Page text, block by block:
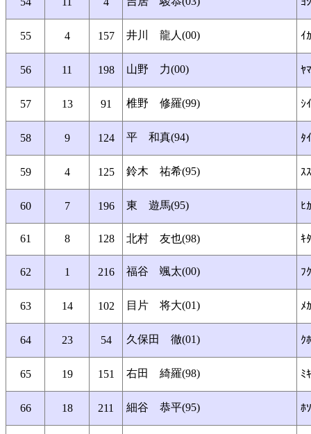
55 4 157 井川 龍人(00) ｲ
56 11 198 山野 力(00) ﾔ
57 13 91 椎野 修羅(99) ｼ
58 9 124 平 和真(94) ﾀ
59 4 125 鈴木 祐希(95) ｽ
60 7 196 東 遊馬(95) ﾋ
61 8 128 北村 友也(98) ｷ
62 1 216 福谷 颯太(00) ﾌ
63 14 102 目片 将大(01) ﾒ
64 23 54 久保田 徹(01) ｸ
65 19 151 右田 綺羅(98) ﾐ
66 18 211 細谷 恭平(95) ﾎ